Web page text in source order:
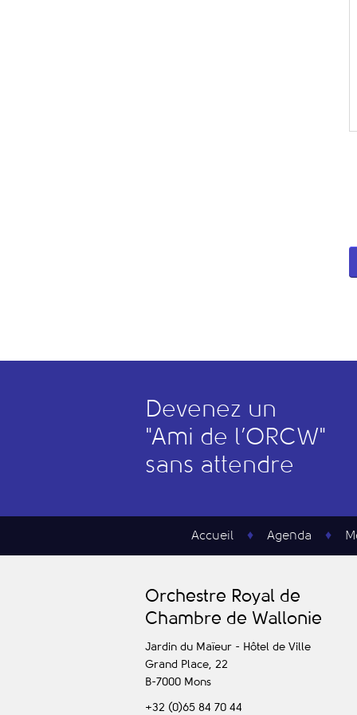
Devenez un
"Ami de l’ORCW"
sans attendre
Accueil Agenda
Orchestre Royal de
Chambre de Wallonie
Jardin du Maïeur - Hôtel de Ville
Grand Place, 22
B-7000 Mons
+32 (0)65 84 70 44